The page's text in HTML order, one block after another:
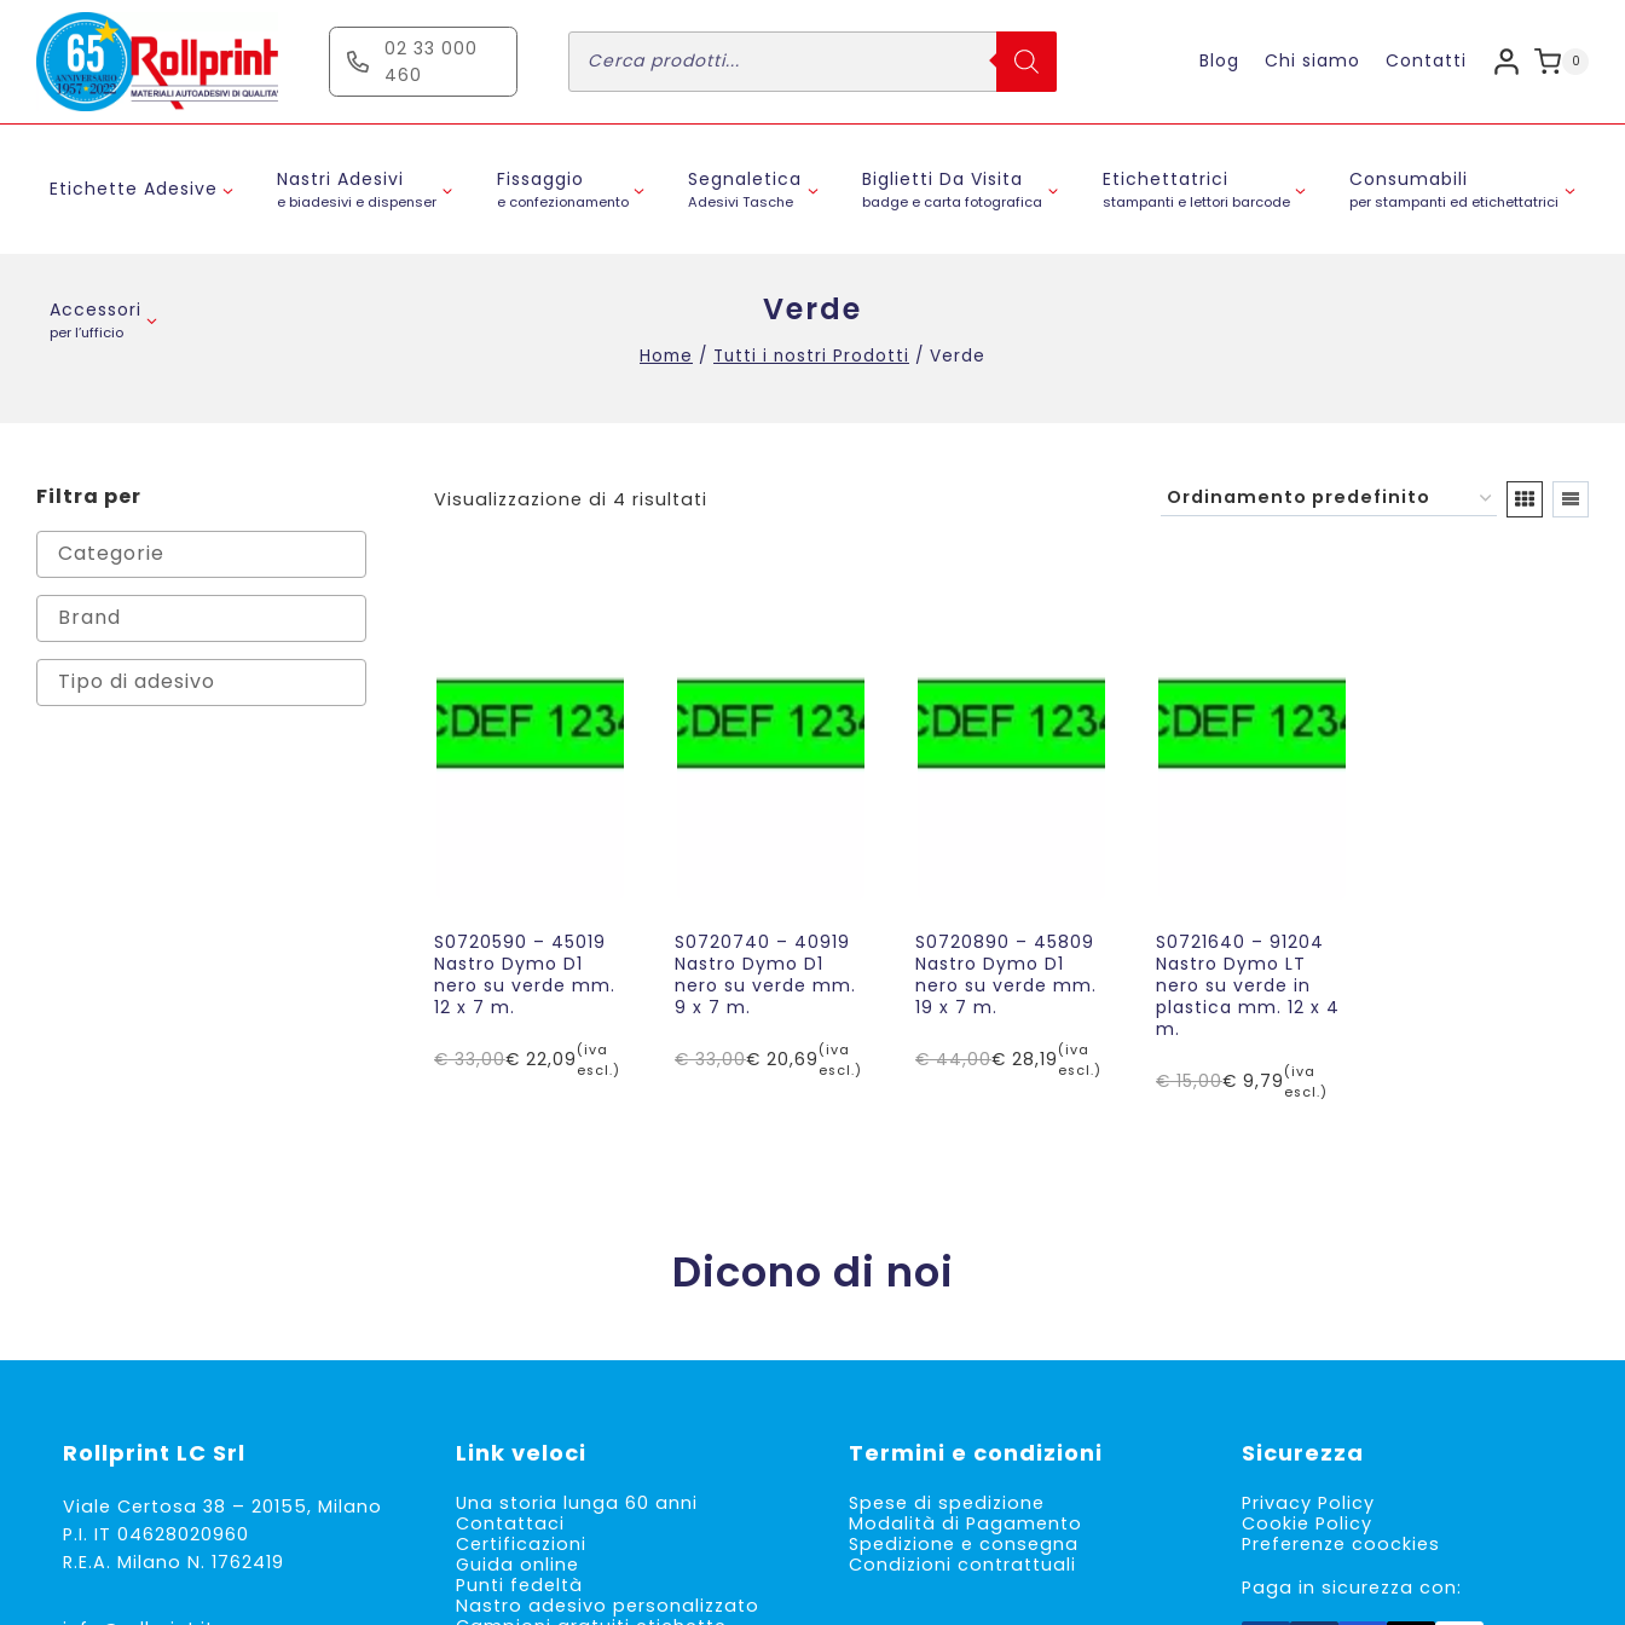
contenuto
02 33 000
460
Ricerca
prodotti Blog Chi siamo Contatti 0
Etichette Adesive Nastri Adesivi
e biadesivi e dispenser
Fissaggio
e confezionamento
Segnaletica
Adesivi Tasche
Biglietti Da Visita
badge e carta fotografica
Etichettatrici
stampanti e lettori barcode
Consumabili
per stampanti ed etichettatrici
Accessori
per l’ufficio
Verde
Home / Tutti i nostri Prodotti / Verde
Visualizzazione di 4 risultati
S0720590 – 45019
Nastro Dymo D1
nero su verde mm.
12 x 7 m.
€33,00
Il
€ 22,09
Il
(iva
escl.)
S0720740 – 40919
Nastro Dymo D1
nero su verde mm.
9 x 7 m.
€33,00
Il
€ 20,69
Il
(iva
escl.)
S0720890 – 45809
Nastro Dymo D1
nero su verde mm.
19 x 7 m.
€44,00
Il
€ 28,19
Il
(iva
escl.)
S0721640 – 91204
Nastro Dymo LT
nero su verde in
plastica mm. 12 x 4
m.
€15,00
Il
€ 9,79
Il
(iva
escl.)
Filtra per
Dicono di noi
Rollprint LC Srl
Viale Certosa 38 – 20155, Milano
P.I. IT 04628020960
R.E.A. Milano N. 1762419
Link veloci
Una storia lunga 60 anni
Contattaci
Certificazioni
Guida online
Punti fedeltà
Nastro adesivo personalizzato
Termini e condizioni
Spese di spedizione
Modalità di Pagamento
Spedizione e consegna
Condizioni contrattuali
Sicurezza
Privacy Policy
Cookie Policy
Preferenze coockies
Paga in sicurezza con: